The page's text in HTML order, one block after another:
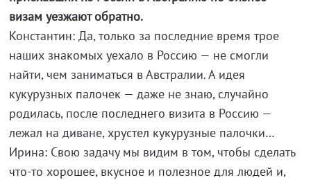
визам уезжают обратно.
Константин: Да, только за последние время трое
наших знакомых уехало в Россию — не смогли
найти, чем заниматься в Австралии. А идея
кукурузных палочек — даже не знаю, случайно
родилась, после последнего визита в Россию —
лежал на диване, хрустел кукурузные палочки…
Ирина: Свою задачу мы видим в том, чтобы сделать
что-то хорошее, вкусное и полезное для людей и,